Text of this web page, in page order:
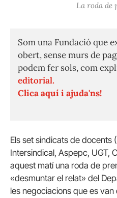
La roda de
Som una Fundació que
obert, sense murs de
podem fer sols, com
editorial.
Clica aquí i ajuda'ns!
Els set sindicats de docents (
Intersindical, Aspepc, UGT,
aquest matí una roda de
«desmuntar el relat» del
les negociacions que es